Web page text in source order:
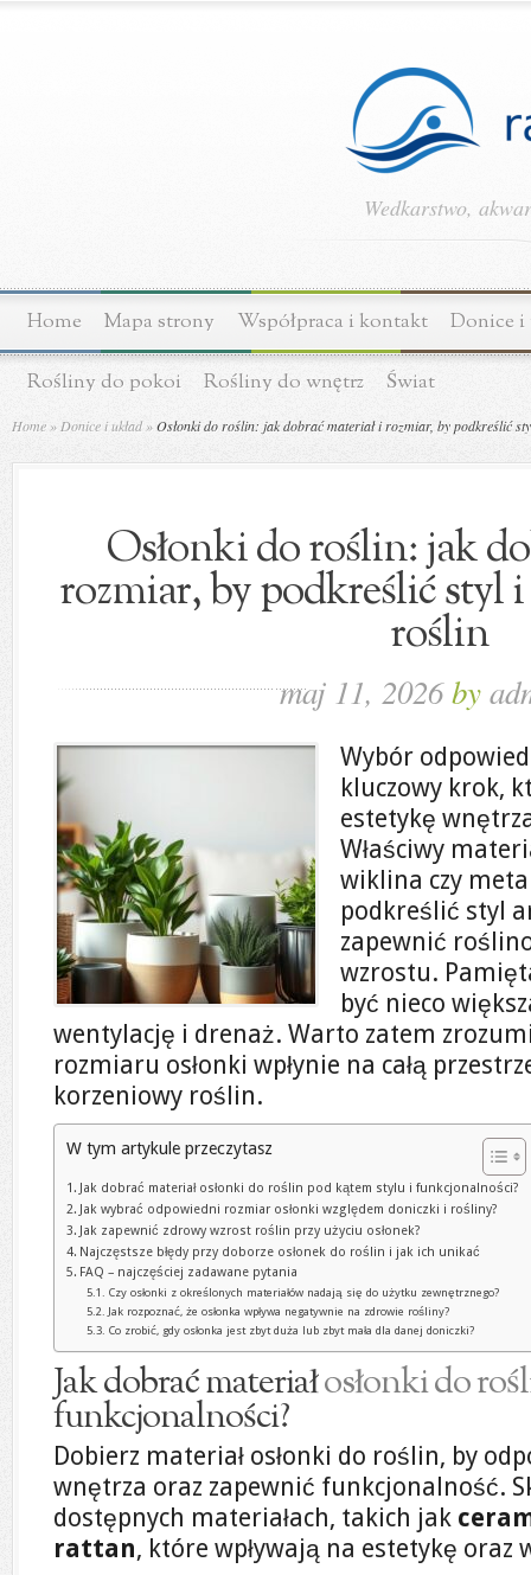
Wedkarstwo,
Home Mapa strony Współpraca i kontakt Donice i
Rośliny do pokoi Rośliny do wnętrz Świat
Home » Donice i układ »Osłonki do roślin: jak dobrać materiał i rozmiar, by podkreślić
Osłonki do roślin: jak
rozmiar, by podkreślić styl
roślin
maj 11, 2026by
Wybór
kluczowy krok,
estetykę
Właściwy
wiklina czy
podkreślić styl
zapewnić
wzrostu.
być nieco
wentylację i drenaż. Warto zatem
rozmiaru osłonki wpłynie na całą
korzeniowy roślin.
W tym artykule przeczytasz
Jak dobrać materiał osłonki do roślin pod kątem stylu i funkcjonalności?
Jak wybrać odpowiedni rozmiar osłonki względem doniczki i rośliny?
Jak zapewnić zdrowy wzrost roślin przy użyciu osłonek?
Najczęstsze błędy przy doborze osłonek do roślin i jak ich unikać
FAQ – najczęściej zadawane pytania
Czy osłonki z określonych materiałów nadają się do użytku zewnętrznego?
Jak rozpoznać, że osłonka wpływa negatywnie na zdrowie rośliny?
Co zrobić, gdy osłonka jest zbyt duża lub zbyt mała dla danej doniczki?
Jak dobrać materiałosłonki do
funkcjonalności?
Dobierz materiał osłonki do roślin, by
wnętrza oraz zapewnić funkcjonalność.
dostępnych materiałach, takich jak
rattan, które wpływają na estetykę oraz